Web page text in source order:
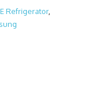
Refrigerator,